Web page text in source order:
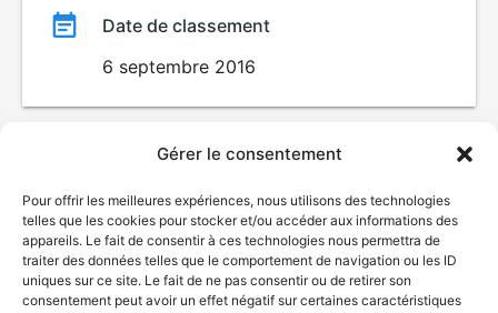
Gérer le consentement
Pour offrir les meilleures expériences, nous utilisons des technologies
telles que les cookies pour stocker et/ou accéder aux informations des
appareils. Le fait de consentir à ces technologies nous permettra de
traiter des données telles que le comportement de navigation ou les ID
uniques sur ce site. Le fait de ne pas consentir ou de retirer son
consentement peut avoir un effet négatif sur certaines caractéristiques
Date de classement
6 septembre 2016